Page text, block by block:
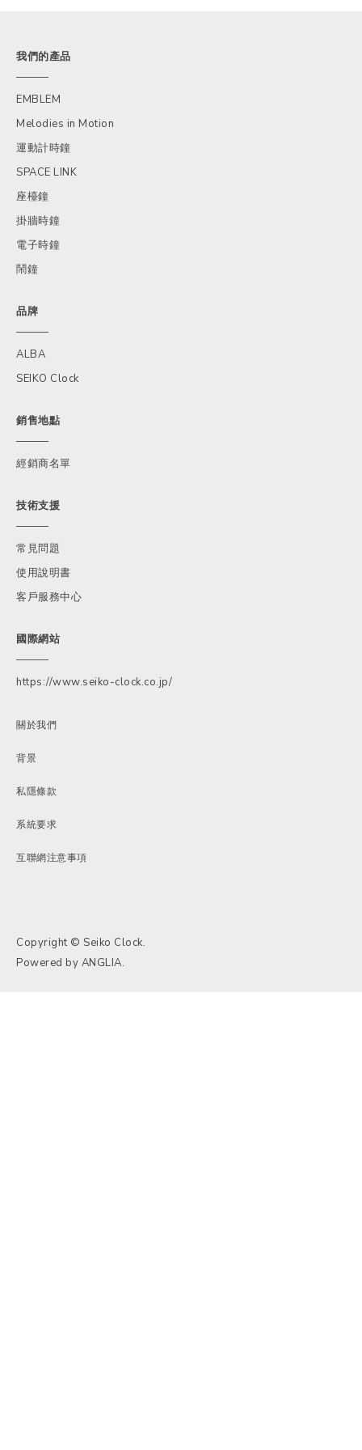
我們的產品
EMBLEM
Melodies in Motion
運動計時鐘
SPACE LINK
座檯鐘
掛牆時鐘
電子時鐘
鬧鐘
品牌
ALBA
SEIKO Clock
銷售地點
經銷商名單
技術支援
常見問題
使用說明書
客戶服務中心
國際網站
https://www.seiko-clock.co.jp/
關於我們
背景
私隱條款
系統要求
互聯網注意事項
Copyright © Seiko Clock.
Powered by ANGLIA.